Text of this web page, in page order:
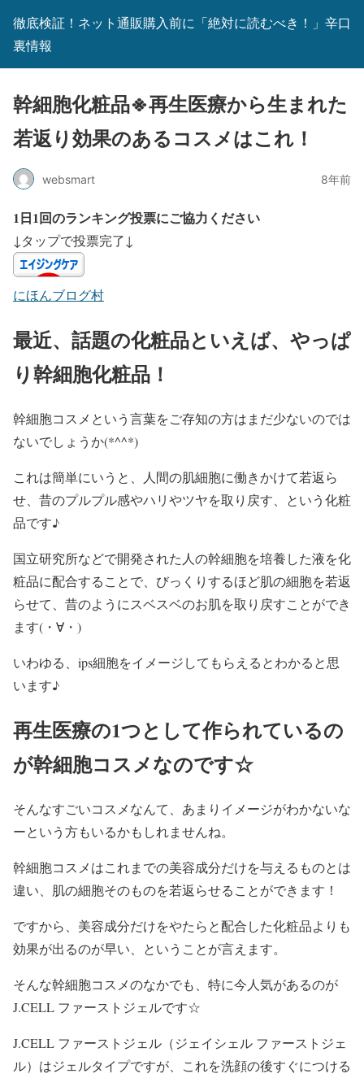
徹底検証！ネット通販購入前に「絶対に読むべき！」辛口
裏情報
幹細胞化粧品※再生医療から生まれた
若返り効果のあるコスメはこれ！
websmart 8年前
1日1回のランキング投票にご協力ください
↓タップで投票完了↓
にほんブログ村
最近、話題の化粧品といえば、やっぱ
り幹細胞化粧品！
幹細胞コスメという言葉をご存知の方はまだ少ないのでは
ないでしょうか(*^^*)
これは簡単にいうと、人間の肌細胞に働きかけて若返ら
せ、昔のプルプル感やハリやツヤを取り戻す、という化粧
品です♪
国立研究所などで開発された人の幹細胞を培養した液を化
粧品に配合することで、びっくりするほど肌の細胞を若返
らせて、昔のようにスベスベのお肌を取り戻すことができ
ます(・∀・)
いわゆる、ips細胞をイメージしてもらえるとわかると思
います♪
再生医療の1つとして作られているの
が幹細胞コスメなのです☆
そんなすごいコスメなんて、あまりイメージがわかないな
ーという方もいるかもしれませんね。
幹細胞コスメはこれまでの美容成分だけを与えるものとは
違い、肌の細胞そのものを若返らせることができます！
ですから、美容成分だけをやたらと配合した化粧品よりも
効果が出るのが早い、ということが言えます。
そんな幹細胞コスメのなかでも、特に今人気があるのが
J.CELL ファーストジェルです☆
J.CELL ファーストジェル（ジェイシェル ファーストジェ
ル）はジェルタイプですが、これを洗顔の後すぐにつける